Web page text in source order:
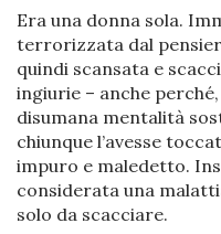
Era una donna sola.
terrorizzata dal
quindi scansata e
ingiurie – anche
disumana mentalità
chiunque l’avesse
impuro e maledetto.
considerata una
solo da scacciare.